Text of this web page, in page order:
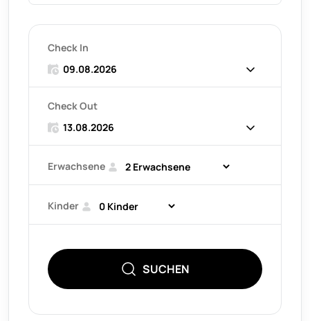
Check In
Check Out
Erwachsene
Kinder
SUCHEN